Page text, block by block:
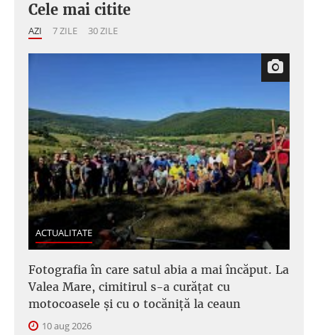
Cele mai citite
AZI 7 ZILE 30 ZILE
ACTUALITATE
Fotografia în care satul abia a mai încăput. La
Valea Mare, cimitirul s-a curățat cu
motocoasele și cu o tocăniță la ceaun
10 aug 2026